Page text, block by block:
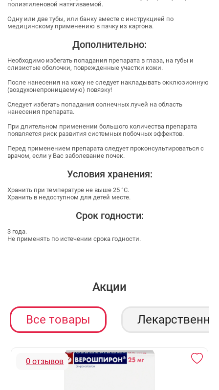
полиэтиленовой натягиваемой.
Одну или две тубы, или банку вместе с инструкцией по
медицинскому применению в пачку из картона.
Дополнительно:
Необходимо избегать попадания препарата в глаза, на губы и
слизистые оболочки, поврежденные участки кожи.
После нанесения на кожу не следует накладывать окклюзионную
(воздухонепроницаемую) повязку!
Следует избегать попадания солнечных лучей на область
нанесения препарата.
При длительном применении большого количества препарата
появляется риск развития системных побочных эффектов.
Перед применением препарата следует проконсультироваться с
врачом, если у Вас заболевание почек.
Условия хранения:
Хранить при температуре не выше 25 °С.
Хранить в недоступном для детей месте.
Срок годности:
3 года.
Не применять по истечении срока годности.
Акции
Все товары
0 отзывов